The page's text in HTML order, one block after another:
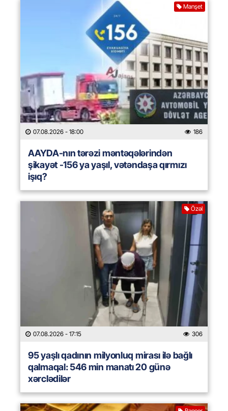
Manşet
07.08.2026 - 18:00 186
AAYDA-nın tərəzi məntəqələrindən
şikayət -156 ya yaşıl, vətəndaşa qırmızı
işıq?
Özəl
07.08.2026 - 17:15 306
95 yaşlı qadının milyonluq mirası ilə bağlı
qalmaqal: 546 min manatı 20 günə
xərclədilər